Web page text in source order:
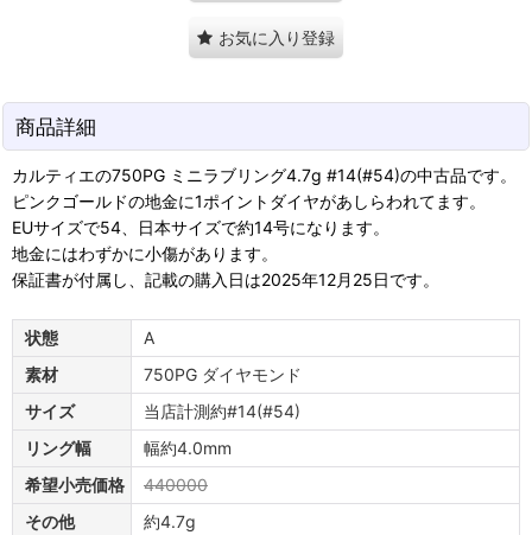
お気に入り登録
商品詳細
カルティエの750PG ミニラブリング4.7g #14(#54)の中古品です。
ピンクゴールドの地金に1ポイントダイヤがあしらわれてます。
EUサイズで54、日本サイズで約14号になります。
地金にはわずかに小傷があります。
保証書が付属し、記載の購入日は2025年12月25日です。
状態
A
素材
750PG ダイヤモンド
サイズ
当店計測約#14(#54)
リング幅
幅約4.0mm
希望小売価格
440000
その他
約4.7g